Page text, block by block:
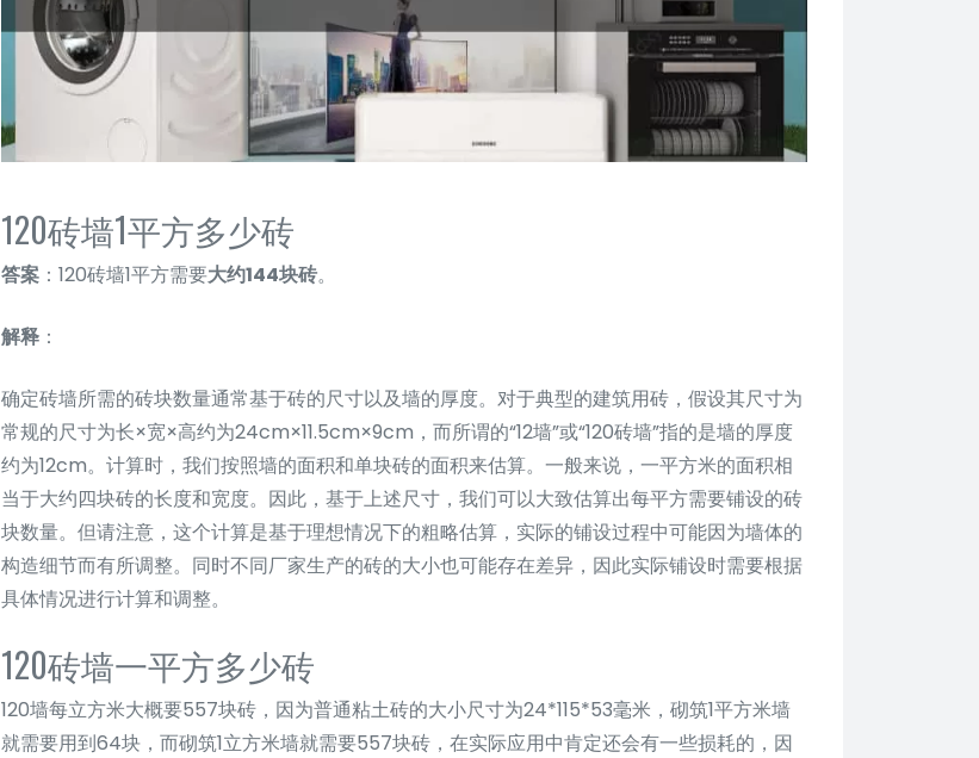
120砖墙1平方多少砖
答案 ：120砖墙1平方需要大约144块砖。
解释 ：
确定砖墙所需的砖块数量通常基于砖的尺寸以及墙的厚度。对于典型的建筑用砖，假设其尺寸为
常规的尺寸为长×宽×高约为24cm×11.5cm×9cm，而所谓的“12墙”或“120砖墙”指的是墙的厚度
约为12cm。计算时，我们按照墙的面积和单块砖的面积来估算。一般来说，一平方米的面积相
当于大约四块砖的长度和宽度。因此，基于上述尺寸，我们可以大致估算出每平方需要铺设的砖
块数量。但请注意，这个计算是基于理想情况下的粗略估算，实际的铺设过程中可能因为墙体的
构造细节而有所调整。同时不同厂家生产的砖的大小也可能存在差异，因此实际铺设时需要根据
具体情况进行计算和调整。
120砖墙一平方多少砖
120墙每立方米大概要557块砖，因为普通粘土砖的大小尺寸为24*115*53毫米，砌筑1平方米墙
就需要用到64块，而砌筑1立方米墙就需要557块砖，在实际应用中肯定还会有一些损耗的，因